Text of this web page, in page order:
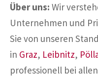
Über uns: Wir
Unternehmen und
Sie von unseren
in Graz, Leibnitz,
professionell bei